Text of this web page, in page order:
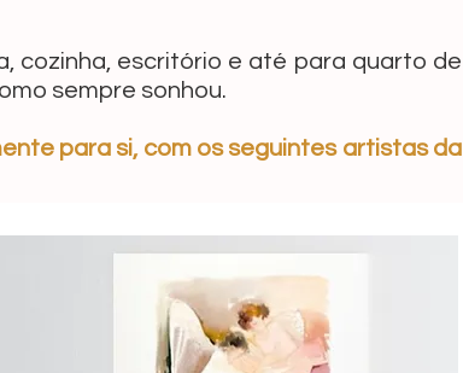
cozinha, escritório e até para quarto de
sempre sonhou.
para si, com os seguintes artistas da